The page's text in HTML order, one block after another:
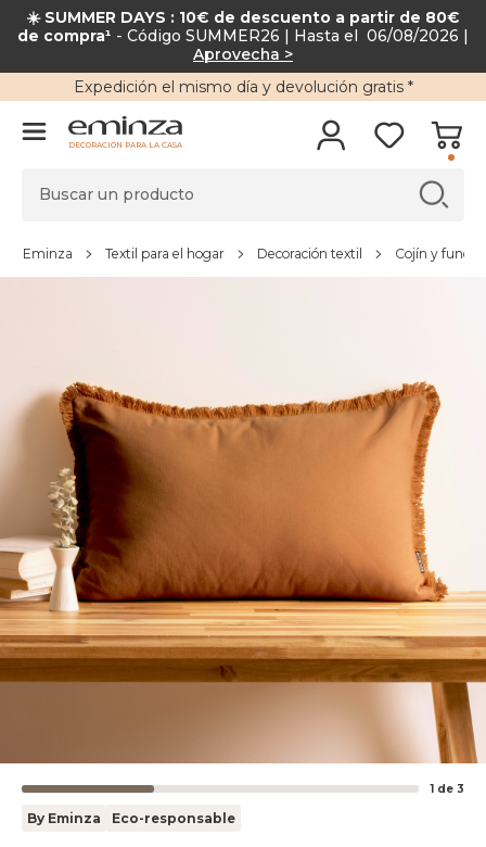
☀️ SUMMER DAYS : 10€ de descuento a partir de 80€
de compra¹ - Código SUMMER26 | Hasta el 06/08/2026 |
Aprovecha >
Expedición el mismo día y devolución gratis*
DECORACIÓN PARA LA CASA
Eminza Textil para el hogar Decoración textil Cojín y funda
1 de 3
By Eminza Eco-responsable